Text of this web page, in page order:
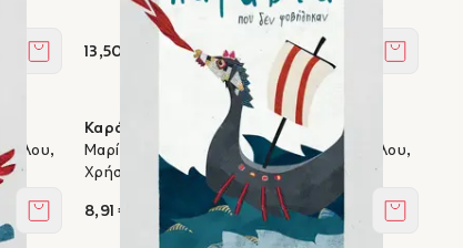
Στο καλάθι
13,50 € Στο
Στο καλάθι
Καράβια που δεν φοβήθηκαν
Μαρία Αγγελίδου, Αντώνης Παπαθεοδούλου,
Χρήστος Κούρτογλου
8,91 € Στο